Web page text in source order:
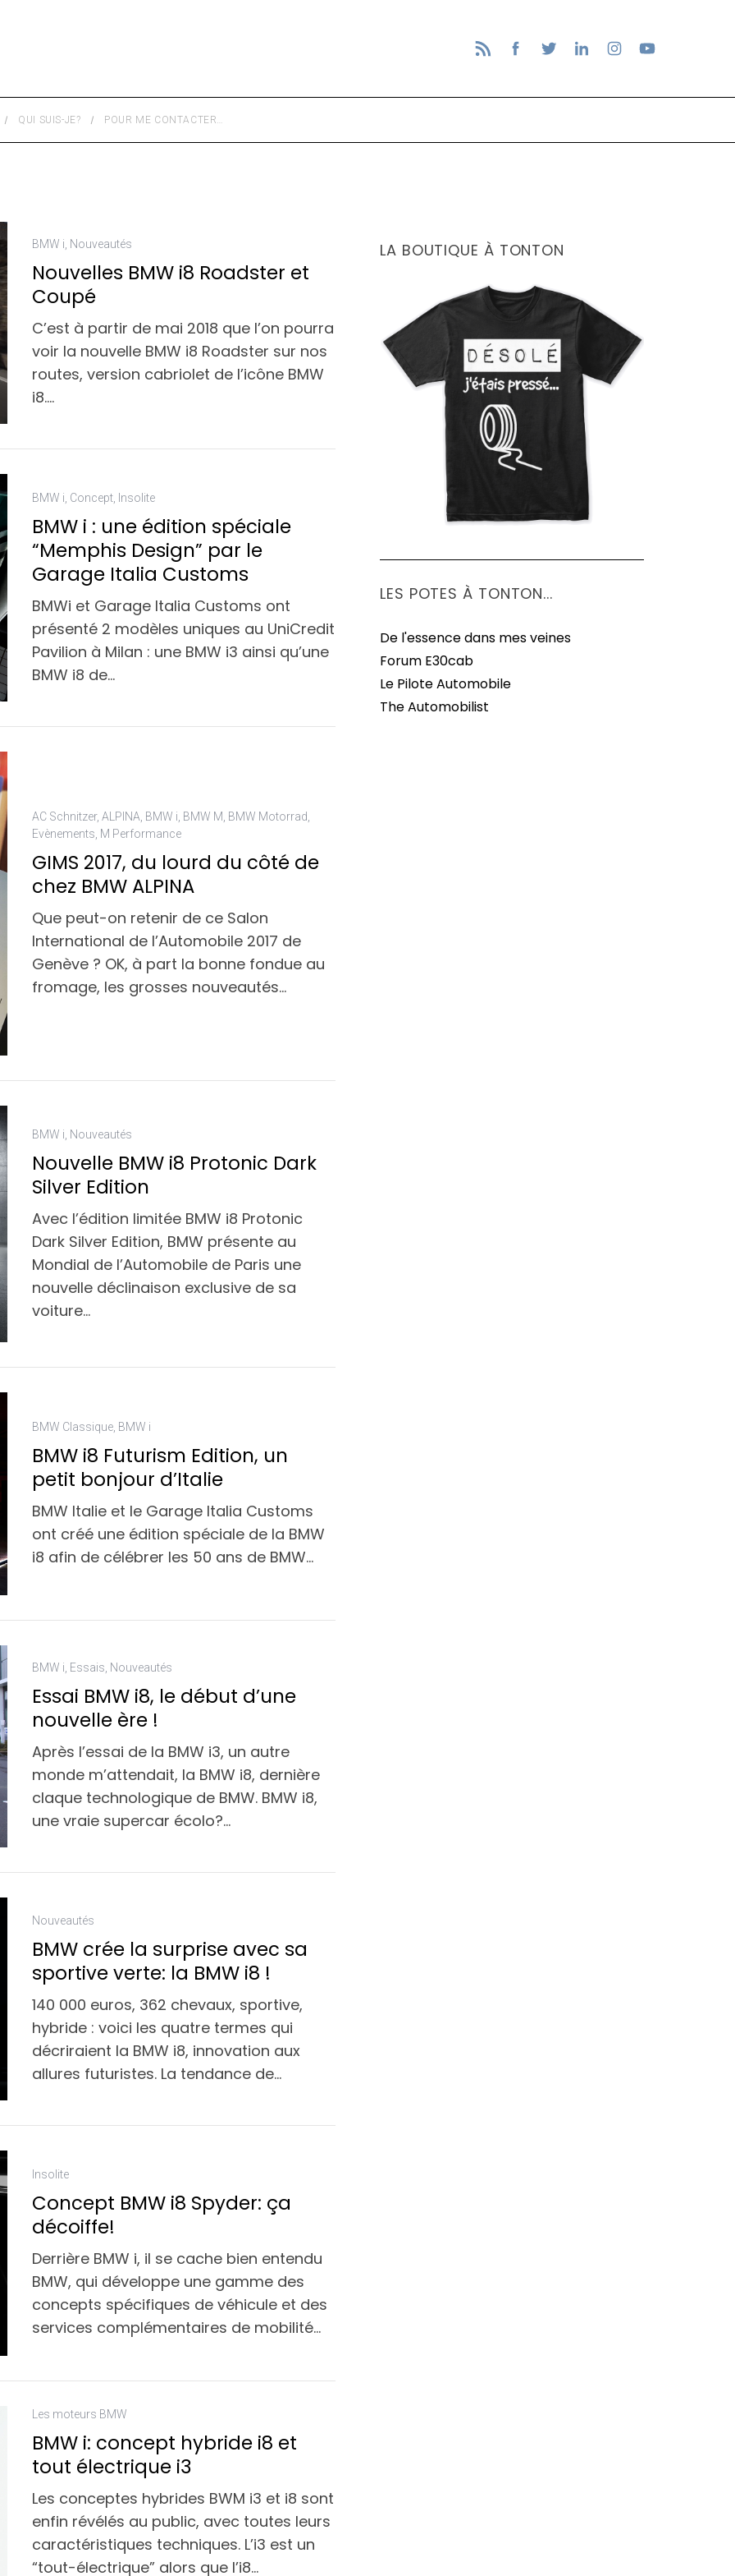
QUI SUIS-JE? POUR ME CONTACTER…
BMW i, Nouveautés
Nouvelles BMW i8 Roadster et
Coupé
C’est à partir de mai 2018 que l’on pourra
voir la nouvelle BMW i8 Roadster sur nos
routes, version cabriolet de l’icône BMW
i8….
BMW i Concept Insolite
BMW i : une édition spéciale
“Memphis Design” par le
Garage Italia Customs
BMWi et Garage Italia Customs ont
présenté 2 modèles uniques au UniCredit
Pavilion à Milan : une BMW i3 ainsi qu’une
BMW i8 de…
AC Schnitzer, ALPINA, BMW i, BMW M, BMW Motorrad,
Evènements, M Performance
GIMS 2017, du lourd du côté de
chez BMW ALPINA
Que peut-on retenir de ce Salon
International de l’Automobile 2017 de
Genève ? OK, à part la bonne fondue au
fromage, les grosses nouveautés…
BMW i Nouveautés
Nouvelle BMW i8 Protonic Dark
Silver Edition
Avec l’édition limitée BMW i8 Protonic
Dark Silver Edition, BMW présente au
Mondial de l’Automobile de Paris une
nouvelle déclinaison exclusive de sa
voiture…
BMW Classique BMW i
BMW i8 Futurism Edition, un
petit bonjour d’Italie
BMW Italie et le Garage Italia Customs
ont créé une édition spéciale de la BMW
i8 afin de célébrer les 50 ans de BMW…
BMW i, Essais, Nouveautés
Essai BMW i8, le début d’une
nouvelle ère !
Après l’essai de la BMW i3, un autre
monde m’attendait, la BMW i8, dernière
claque technologique de BMW. BMW i8,
une vraie supercar écolo?…
Nouveautés
BMW crée la surprise avec sa
sportive verte: la BMW i8 !
140 000 euros, 362 chevaux, sportive,
hybride : voici les quatre termes qui
décriraient la BMW i8, innovation aux
allures futuristes. La tendance de…
Insolite
Concept BMW i8 Spyder: ça
décoiffe!
Derrière BMW i, il se cache bien entendu
BMW, qui développe une gamme des
concepts spécifiques de véhicule et des
services complémentaires de mobilité…
Les moteurs BMW
BMW i: concept hybride i8 et
tout électrique i3
Les conceptes hybrides BWM i3 et i8 sont
enfin révélés au public, avec toutes leurs
caractéristiques techniques. L’i3 est un
“tout-électrique” alors que l’i8…
LA BOUTIQUE À TONTON
LES POTES À TONTON...
De l'essence dans mes veines
Forum E30cab
Le Pilote Automobile
The Automobilist